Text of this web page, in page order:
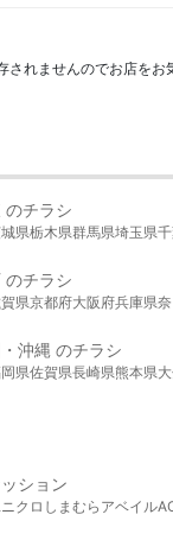
れませんのでお店をお
のチラシ
県栃木県群馬県埼玉県
のチラシ
県京都府大阪府兵庫県
沖縄 のチラシ
県佐賀県長崎県熊本県
ション
クロ しまむら アベイル